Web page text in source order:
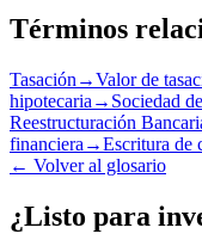
Términos
Tasación →Valor de
hipotecaria → Sociedad
Reestructuración
financiera →Escritura de
← Volver al glosario
¿Listo para